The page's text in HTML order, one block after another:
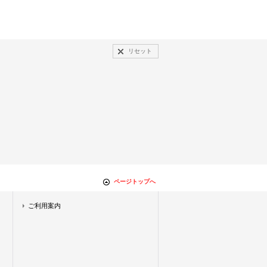
リセット
ページトップへ
ご利用案内